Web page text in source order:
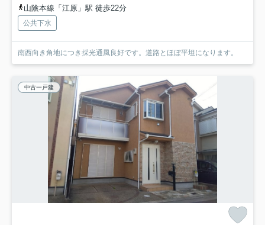
山陰本線「江原」駅 徒歩22分
公共下水
南西向き角地につき採光通風良好です。道路とほぼ平坦になります。
中古一戸建